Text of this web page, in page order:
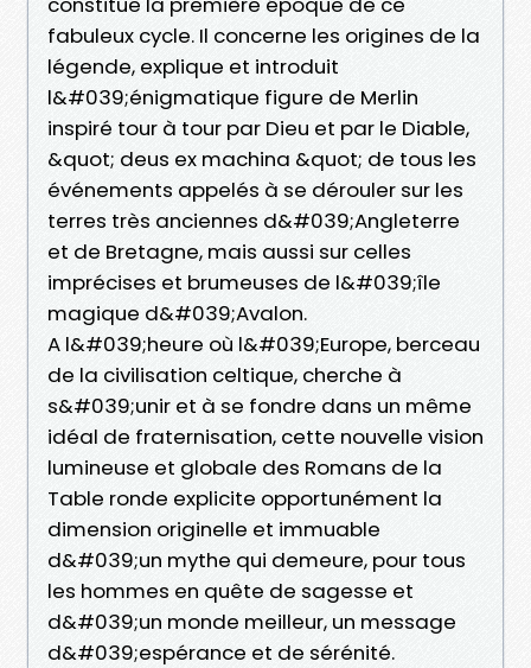
fabuleux cycle. Il concerne les origines de la
légende, explique et introduit
l&#039;énigmatique figure de Merlin
inspiré tour à tour par Dieu et par le Diable,
&quot; deus ex machina &quot; de tous les
événements appelés à se dérouler sur les
terres très anciennes d&#039;Angleterre
et de Bretagne, mais aussi sur celles
imprécises et brumeuses de l&#039;île
magique d&#039;Avalon.
A l&#039;heure où l&#039;Europe, berceau
de la civilisation celtique, cherche à
s&#039;unir et à se fondre dans un même
idéal de fraternisation, cette nouvelle vision
lumineuse et globale des Romans de la
Table ronde explicite opportunément la
dimension originelle et immuable
d&#039;un mythe qui demeure, pour tous
les hommes en quête de sagesse et
d&#039;un monde meilleur, un message
d&#039;espérance et de sérénité.